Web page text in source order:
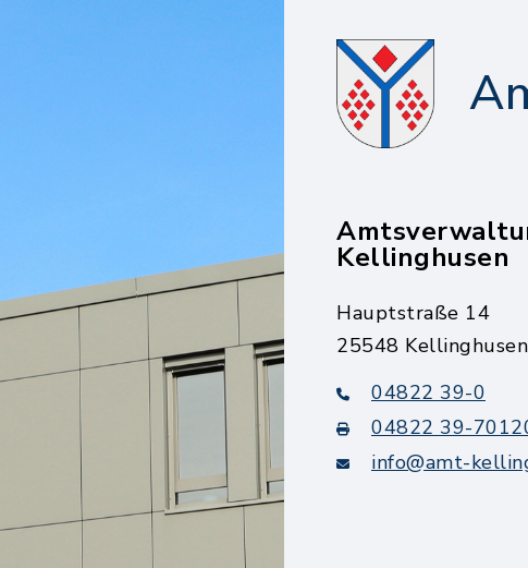
Kellinghusen
Hauptstraße 14
25548 Kellinghusen
04822 39-0
04822 39-
info@amt-